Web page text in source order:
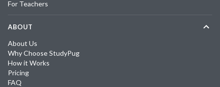
For Teachers
ABOUT
About Us
Why Choose StudyPug
How it Works
Pricing
FAQ